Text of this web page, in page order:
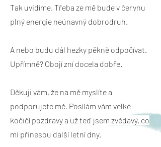
Tak uvidíme. Třeba ze mě bude v červnu
plný energie neúnavný dobrodruh.
A nebo budu dál hezky pěkně odpočívat.
Upřímně? Obojí zní docela dobře.
Děkuji vám, že na mě myslíte a
podporujete mě. Posílám vám velké
kočičí pozdravy a už teď jsem zvědavý, co
mi přinesou další letní dny.